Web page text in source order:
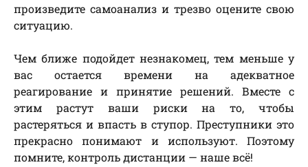
произведите самоанализ и трезво оцените свою
ситуацию.
Чем ближе подойдет незнакомец, тем меньше у
вас остается времени на адекватное
реагирование и принятие решений. Вместе с
этим растут ваши риски на то, чтобы
растеряться и впасть в ступор. Преступники это
прекрасно понимают и используют. Поэтому
помните, контроль дистанции — наше всё!